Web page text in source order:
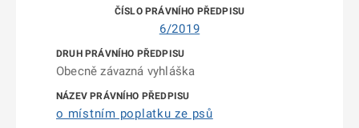
6/2019
Obecně závazná vyhláška
o místním poplatku ze psů